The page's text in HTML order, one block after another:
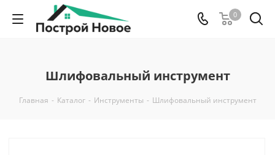
0
Шлифовальный инструмент
Главная - Каталог - Инструменты - Шлифовальный инструмент